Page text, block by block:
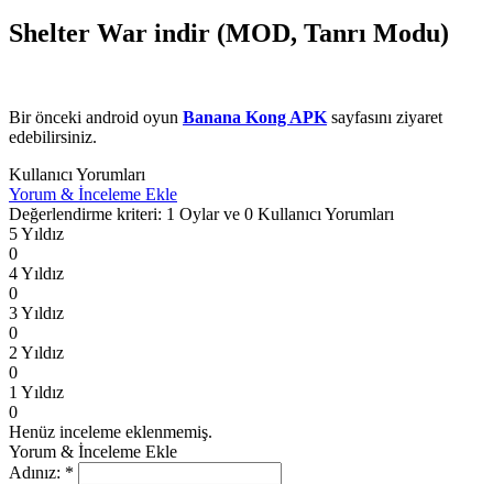
Shelter War indir (MOD, Tanrı Modu)
Bir önceki android oyun Banana Kong APK sayfasını ziyaret
edebilirsiniz.
Kullanıcı Yorumları
Yorum & İnceleme Ekle
Değerlendirme kriteri: 1 Oylar ve 0 Kullanıcı Yorumları
5 Yıldız
0
4 Yıldız
0
3 Yıldız
0
2 Yıldız
0
1 Yıldız
0
Henüz inceleme eklenmemiş.
Yorum & İnceleme Ekle
Adınız: *